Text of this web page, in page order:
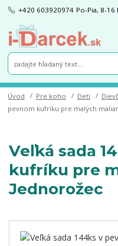
+420 603920974 Po-Pia, 8-16
Úvod Pre koho Deti
pevnom kufríku pre malých
Veľká sada
kufríku pre
Jednorožec